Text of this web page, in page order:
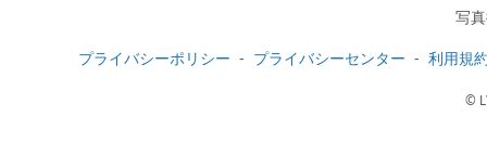
写
プライバシーポリシー
プライバシーセンター 利用規
©